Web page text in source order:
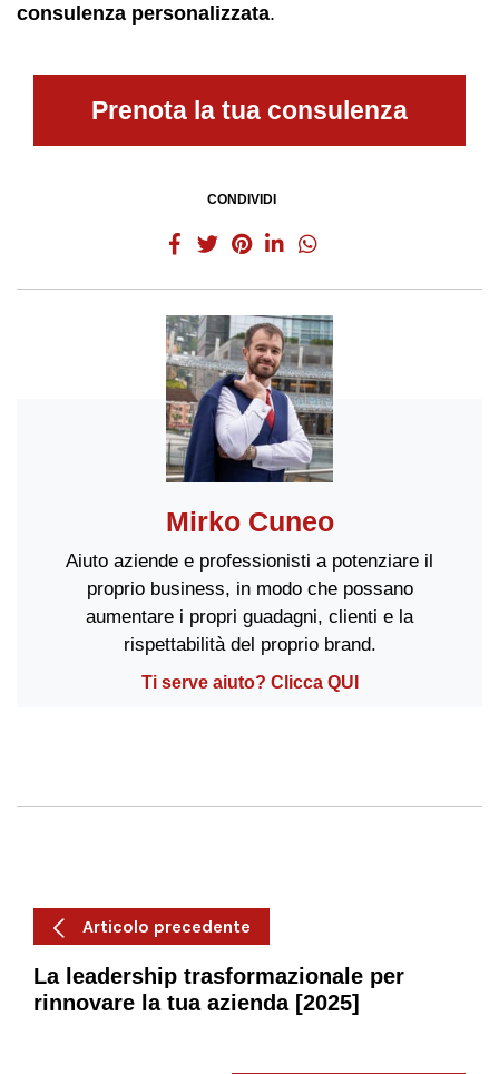
consulenza personalizzata.
Prenota la tua consulenza
CONDIVIDI
Mirko Cuneo
Aiuto aziende e professionisti a potenziare il
proprio business, in modo che possano
aumentare i propri guadagni, clienti e la
rispettabilità del proprio brand.
Ti serve aiuto? Clicca QUI
Articolo precedente
La leadership trasformazionale per
rinnovare la tua azienda [2025]